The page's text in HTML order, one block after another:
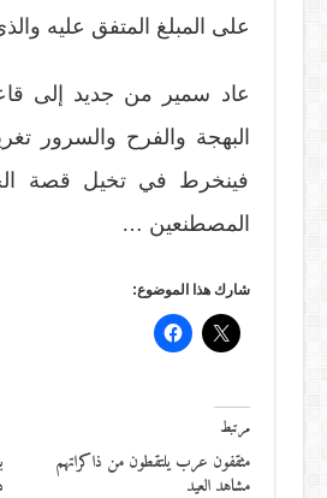
على المبلغ المتفق عليه
عاد سمير من جديد إلى
البهجة والفرح والسرور
فينخرط في تخيل قصة
المصطنعين …
شارك هذا الموضوع:
مرتبط
مثقفون عرب يلتقطون من ذاكراتهم
مشاهد العيد